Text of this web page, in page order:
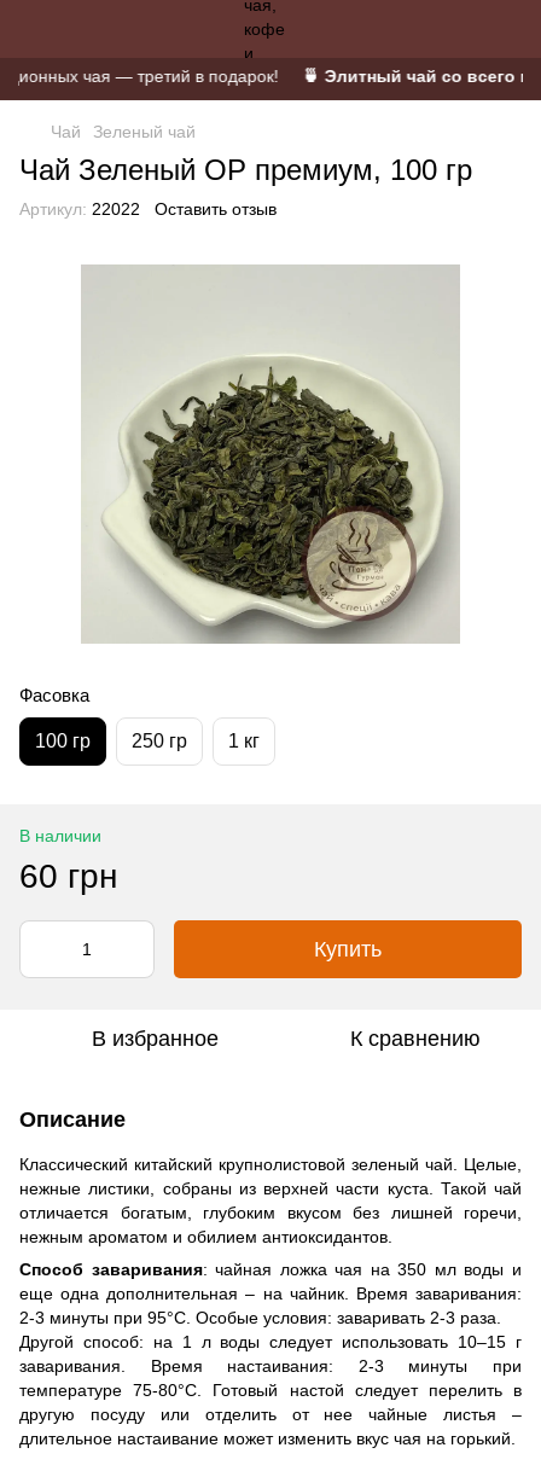
чая — третий в подарок! 🍵 Элитный чай со всего
Чай Зеленый чай
Чай Зеленый OP премиум, 100 гр
Артикул: 22022 Оставить отзыв
Фасовка
100 гр 250 гр 1 кг
В наличии
60 грн
Купить
В избранное К сравнению
Описание
Классический китайский крупнолистовой зеленый чай. Целые,
нежные листики, собраны из верхней части куста. Такой чай
отличается богатым, глубоким вкусом без лишней горечи,
нежным ароматом и обилием антиоксидантов.
Способ заваривания: чайная ложка чая на 350 мл воды и
еще одна дополнительная – на чайник. Время заваривания:
2-3 минуты при 95°C. Особые условия: заваривать 2-3 раза.
Другой способ: на 1 л воды следует использовать 10–15 г
заваривания. Время настаивания: 2-3 минуты при
температуре 75-80°C. Готовый настой следует перелить в
другую посуду или отделить от нее чайные листья –
длительное настаивание может изменить вкус чая на горький.